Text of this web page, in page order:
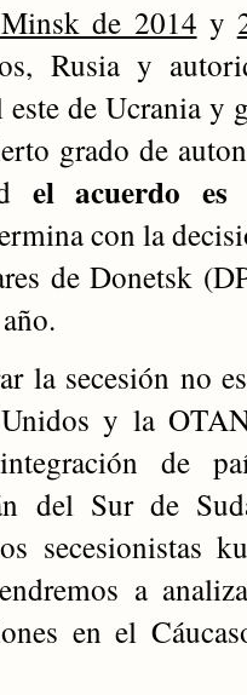
de 2014 y
Rusia y
este de Ucrania
grado de
el acuerdo
con la
de Donetsk
la secesión no
y la
de
del Sur de
a
en el